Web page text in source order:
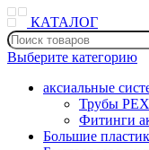
КАТАЛОГ
Выберите категорию
аксиальные
Трубы PEX
Фитинги
Большие